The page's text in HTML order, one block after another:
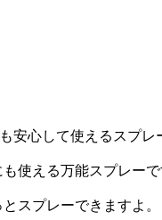
安心して使えるスプレ
使える万能スプレーで
スプレーできますよ。